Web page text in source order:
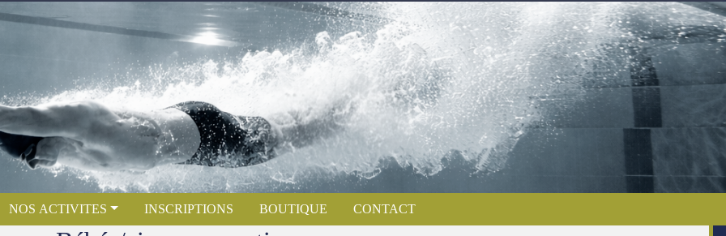
NOS ACTIVITES INSCRIPTIONS BOUTIQUE CONTACT